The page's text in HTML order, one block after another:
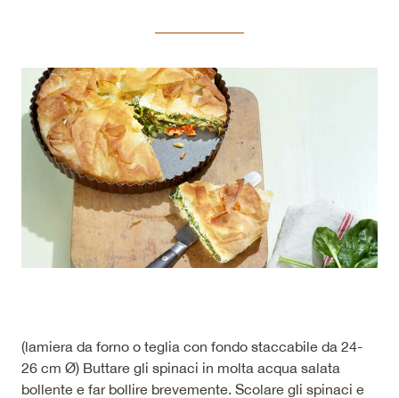
(lamiera da forno o teglia con fondo staccabile da 24-
26 cm Ø) Buttare gli spinaci in molta acqua salata
bollente e far bollire brevemente. Scolare gli spinaci e